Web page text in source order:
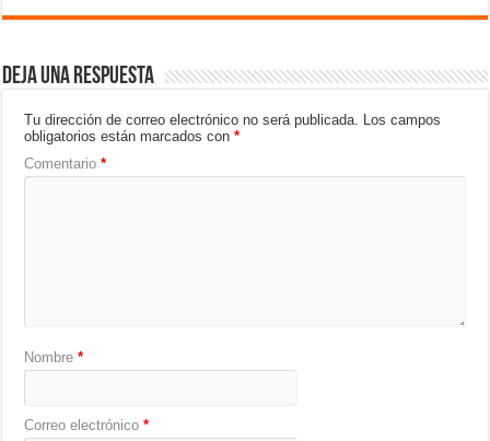
Deja una respuesta
Tu dirección de correo electrónico no será publicada.
Los campos
obligatorios están marcados con*
Comentario*
Nombre*
Correo electrónico*